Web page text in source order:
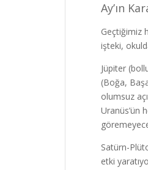
Ay’ın
Geçtiğimiz
işteki,
Jüpiter
(Boğa,
olumsuz
Uranüs’ün
Satürn-
etki